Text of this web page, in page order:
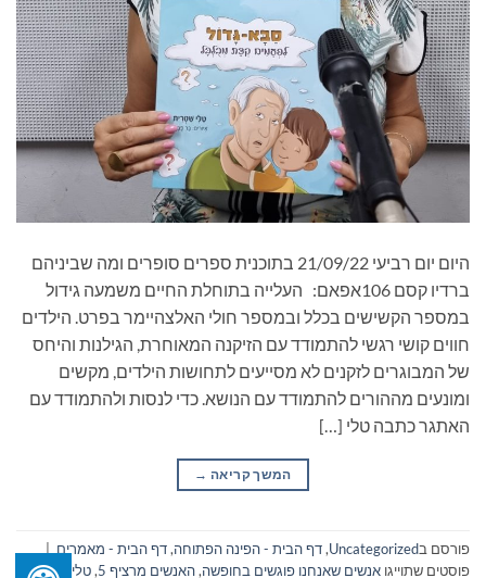
היום יום רביעי 21/09/22 בתוכנית ספרים סופרים ומה שביניהם
ברדיו קסם 106אפאם: העלייה בתוחלת החיים משמעה גידול
במספר הקשישים בכלל ובמספר חולי האלצהיימר בפרט. הילדים
חווים קושי רגשי להתמודד עם הזיקנה המאוחרת, הגילנות והיחס
של המבוגרים לזקנים לא מסייעים לתחושות הילדים, מקשים
ומונעים מההורים להתמודד עם הנושא. כדי לנסות ולהתמודד עם
האתגר כתבה טלי […]
המשך קריאה →
פורסם בUncategorized
,דף הבית - הפינה הפתוחה,דף הבית - מאמרים|
פוסטים שתוייגו אנשים שאנחנו פוגשים בחופשה,האנשים מרציף 5 ,טלי שטרית,